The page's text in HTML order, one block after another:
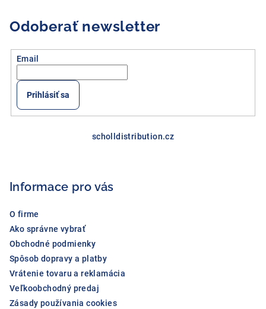
Odoberať newsletter
Email
Prihlásiť sa
scholldistribution.cz
Informace pro vás
O firme
Ako správne vybrať
Obchodné podmienky
Spôsob dopravy a platby
Vrátenie tovaru a reklamácia
Veľkoobchodný predaj
Zásady používania cookies